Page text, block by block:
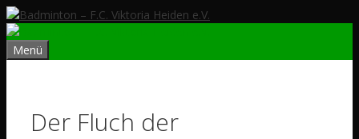
Zum
Inhalt
springen
Menü
Der Fluch der